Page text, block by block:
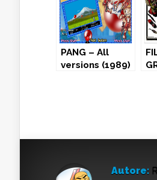
PANG – All
versions (1989)
Autore: